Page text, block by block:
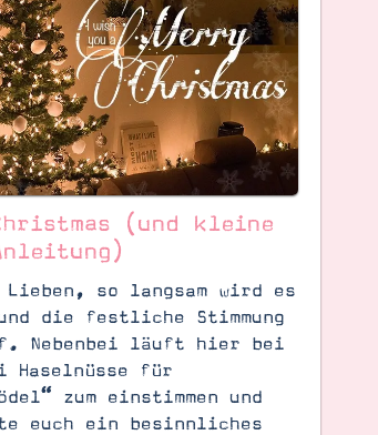
(und kleine
Lieben, so langsam wird es
die festliche Stimmung
Nebenbei läuft hier bei
Haselnüsse für
zum einstimmen und
euch ein besinnliches